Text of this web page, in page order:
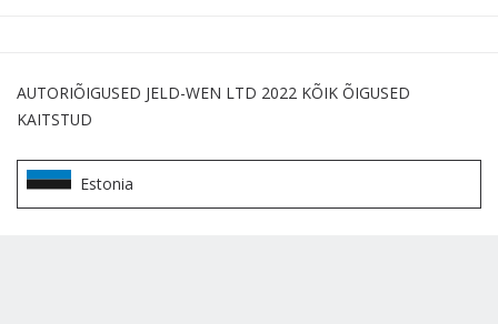
AUTORIÕIGUSED JELD-WEN LTD 2022 KÕIK ÕIGUSED
KAITSTUD
Estonia